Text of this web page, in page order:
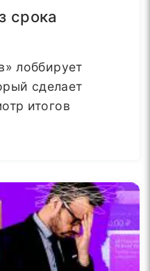
срока
лоббирует
сделает
итогов